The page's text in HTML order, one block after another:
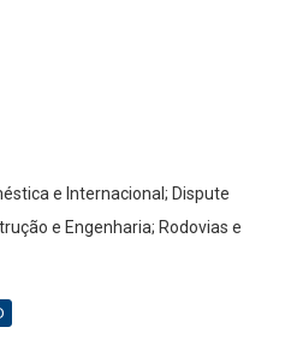
e Internacional; Dispute
e Engenharia; Rodovias e